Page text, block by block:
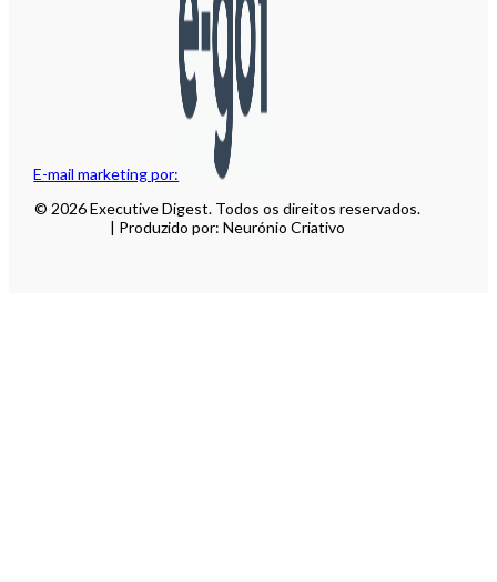
E-mail marketing por:
© 2026 Executive Digest. Todos os direitos reservados.
| Produzido por: Neurónio Criativo